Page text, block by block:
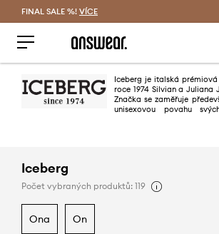
FINAL SALE %! VÍCE
Iceberg je italská
roce 1974 Silvian a Juliana
Značka se zaměřuje
unisexovou povahu
Iceberg
Počet vybraných produktů: 119
ona on